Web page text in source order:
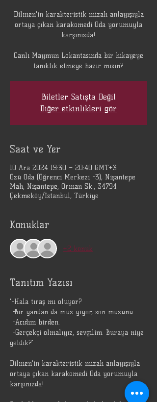
Dilmen'in karakteristik mizah anlayışıyla
ortaya çıkan karakomedi Oda yorumuyla
karşınızda!
Canlı Maymun Lokantasında bir hikayeye
tanıklık etmeye hazır mısın?
Biletler Satışta Değil
Diğer etkinlikleri gör
Saat ve Yer
10 Ara 2024 19:30 – 20:40 GMT+3
Özü Oda (Öğrenci Merkezi -3), Nişantepe
Mah, Nişantepe, Orman Sk., 34794
Çekmeköy/İstanbul, Türkiye
Konuklar
+2 konuk
Tanıtım Yazısı
'-Hala tıraş mı oluyor?
-Bir yandan da muz yiyor, son muzunu.
-Acıdım birden.
-Gerçekçi olmalıyız, sevgilim. Buraya niye
geldik?'
Dilmen'in karakteristik mizah anlayışıyla
ortaya çıkan karakomedi Oda yorumuyla
karşınızda!